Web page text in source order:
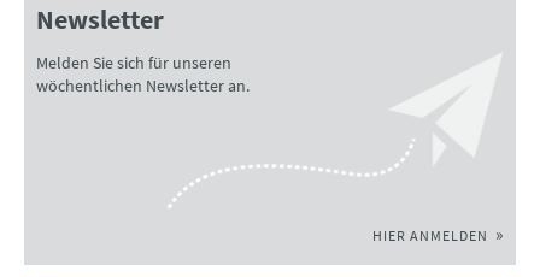
Newsletter
Melden Sie sich für unseren
wöchentlichen Newsletter an.
HIER ANMELDEN